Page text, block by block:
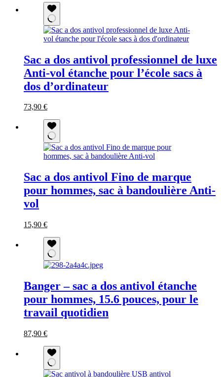
163,90 €.
actuel
est :
73,90 €.
a
plusieurs
variations.
Les
options
être
choisies
sur
la
du
produit
Sac a dos antivol professionnel de luxe
Anti-vol étanche pour l’école sacs à
dos d’ordinateur
Le
163,90 €.
73,90 €Le
actuel
est :
73,90 €.
Ce
a
plusieurs
variations.
Les
options
être
choisies
sur
du
produit
Sac a dos antivol Fino de marque
pour hommes, sac à bandoulière Anti-
vol
Le
30,90 €.
15,90 €Le
actuel
est :
15,90 €.
Ce
a
plusieurs
variations.
Les
peuvent
être
choisies
sur
page
du
produit
Banger – sac a dos antivol étanche
pour hommes, 15.6 pouces, pour le
travail quotidien
Le
175,90 €.
87,90 €Le
actuel
est :
87,90 €.
Ce
a
plusieurs
variations.